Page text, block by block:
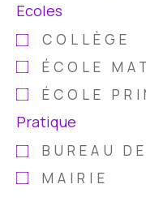
Ecoles
COLLÈGE
ÉCOLE
ÉCOLE
Pratique
BUREAU
MAIRIE